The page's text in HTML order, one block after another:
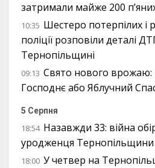
затримали майже 200
10:35 Шестеро потерпілих і
поліції розповіли деталі
Тернопільщині
09:13 Свято нового
Господнє або Яблучний
5 Серпня
18:54 Назавжди 33: війна
уродженця
18:00 У четвер на